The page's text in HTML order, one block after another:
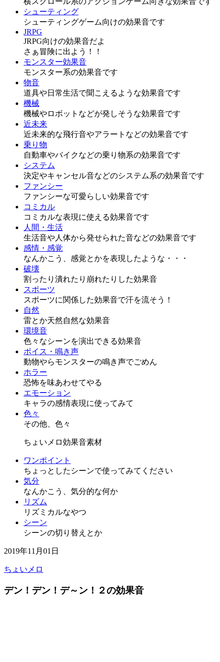
シューティング
シューティングゲーム向けの効果音です
JRPG
JRPG向けの効果音だよ
さぁ冒険に出よう！！
モンスター効果音
モンスター系の効果音です
物音
道具や日常生活で聞こえるような効果音です
機械
機械やロボットなどが発しそうな効果音です
近未来
近未来的な飛行音やアラートなどの効果音です
乗り物
自動車やバイクなどの乗り物系の効果音です
システム
決定やキャンセル音などのシステム系の効果音です
ファンシー
ファンシーな可愛らしい効果音です
コミカル
コミカルな表現に使える効果音です
人間・生活
生活音や人体から発せられた音などの効果音です
感情・感覚
なんかこう、感覚とかを表現したような・・・
破壊
割ったり潰れたり崩れたりした効果音
スポーツ
スポーツに関係した効果音で汗を流そう！
自然
雷とか天然自然な効果音
環境音
色々なシーンを演出できる効果音
ボイス・鳴き声
動物やらモンスターの鳴き声でごめん
ホラー
恐怖を味あわせてやる
エモーション
キャラの感情表現に使ってみて
色々
その他、色々
ちょいメロ効果音素材
ワンポイント
ちょっとしたシーンで使ってみてください
気分
なんかこう、気分的な何か
リズム
リズミカルなやつ
シーン
シーンの切り替えとか
2019年11月01日
ちょいメロ
デン！デン！デ～ン！２の効果音